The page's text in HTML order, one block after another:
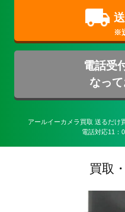
電話受
なって
アールイーカメラ買取 送るだけ
電話対応11：
買取